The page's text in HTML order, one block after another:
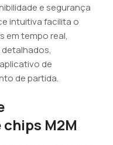
e segurança
intuitiva facilita o
em tempo real,
de
de partida.
M2M